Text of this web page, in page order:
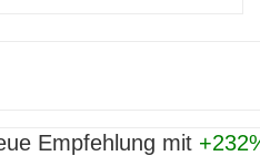
Empfehlung mit